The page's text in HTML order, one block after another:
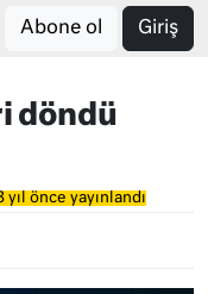
Abone ol Giriş
döndü
yıl önce yayınlandı